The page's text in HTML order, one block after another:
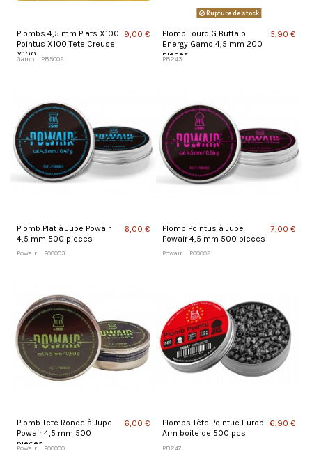
Plombs 4,5 mm Plats X100
Pointus X100 Tete Creuse
X100
Gamo PB5002
9,00 €
Rupture de stock
Plomb Lourd G Buffalo
Energy Gamo 4,5 mm 200
pieces
PB243
5,90 €
Plomb Plat à Jupe Powair
4,5 mm 500 pieces
Powair PO0003
6,00 €
Plomb Pointus à Jupe
Powair 4,5 mm 500 pieces
Powair PO0002
7,00 €
Plomb Tete Ronde à Jupe
Powair 4,5 mm 500
pieces
Powair PO0000
6,00 €
Plombs Tête Pointue Europ
Arm boite de 500 pcs
PB247
6,90 €